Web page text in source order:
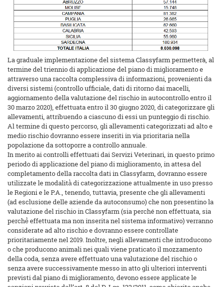
La graduale implementazione del sistema Classyfarm permetterà, al
termine del triennio di applicazione del piano di miglioramento e
attraverso una raccolta complessiva di informazioni, provenienti da
diversi sistemi (controllo ufficiale, dati di ritorno dai macelli,
aggiornamento della valutazione del rischio in autocontrollo entro il
30 marzo 2020), effettuata entro il 30 giugno 2020, di categorizzare gli
allevamenti, attribuendo a ciascuno di essi un punteggio di rischio.
Al termine di questo percorso, gli allevamenti categorizzati ad alto e
medio rischio dovranno essere inseriti in via prioritaria nella
popolazione da sottoporre a controllo annuale.
In merito ai controlli effettuati dai Servizi Veterinari, in questo primo
periodo di applicazione del piano di miglioramento, in attesa del
completamento della raccolta dati in Classyfarm, dovranno essere
utilizzate le modalità̀ di categorizzazione attualmente in uso presso
le Regioni e le P.A., tenendo, tuttavia, presente che gli allevamenti
(ad esclusione delle aziende da autoconsumo) che non presentino la
valutazione del rischio in Classyfarm (sia perché non effettuata, sia
perché́ effettuata ma non inserita nel sistema informativo) verranno
considerate ad alto rischio e dovranno essere controllate
prioritariamente nel 2019. Inoltre, negli allevamenti che introducono
o che producono animali nei quali viene praticato il mozzamento
della coda, senza avere effettuato una valutazione del rischio o
senza avere successivamente messo in atto gli ulteriori interventi
previsti dal piano di miglioramento, devono essere applicate le